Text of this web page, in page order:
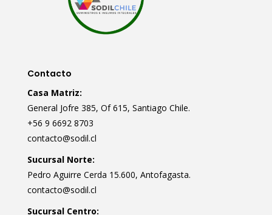
Contacto
Casa Matriz:
General Jofre 385, Of 615, Santiago Chile.
+56 9 6692 8703
contacto@sodil.cl
Sucursal Norte:
Pedro Aguirre Cerda 15.600, Antofagasta.
contacto@sodil.cl
Sucursal Centro: